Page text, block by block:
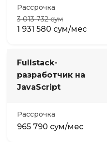
Рассрочка
3 013 732 сум
1 931 580 сум/мес
Fullstack-
разработчик на
JavaScript
Рассрочка
965 790 сум/мес